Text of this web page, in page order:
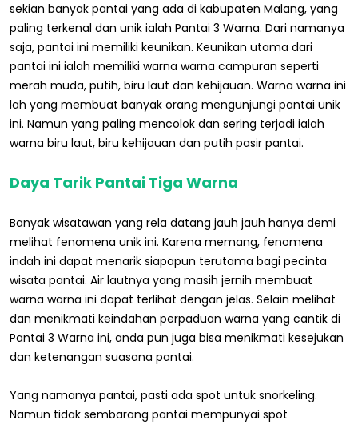
sekian banyak pantai yang ada di kabupaten Malang, yang
paling terkenal dan unik ialah Pantai 3 Warna. Dari namanya
saja, pantai ini memiliki keunikan. Keunikan utama dari
pantai ini ialah memiliki warna warna campuran seperti
merah muda, putih, biru laut dan kehijauan. Warna warna ini
lah yang membuat banyak orang mengunjungi pantai unik
ini. Namun yang paling mencolok dan sering terjadi ialah
warna biru laut, biru kehijauan dan putih pasir pantai.
Daya Tarik Pantai Tiga Warna
Banyak wisatawan yang rela datang jauh jauh hanya demi
melihat fenomena unik ini. Karena memang, fenomena
indah ini dapat menarik siapapun terutama bagi pecinta
wisata pantai. Air lautnya yang masih jernih membuat
warna warna ini dapat terlihat dengan jelas. Selain melihat
dan menikmati keindahan perpaduan warna yang cantik di
Pantai 3 Warna ini, anda pun juga bisa menikmati kesejukan
dan ketenangan suasana pantai.
Yang namanya pantai, pasti ada spot untuk snorkeling.
Namun tidak sembarang pantai mempunyai spot